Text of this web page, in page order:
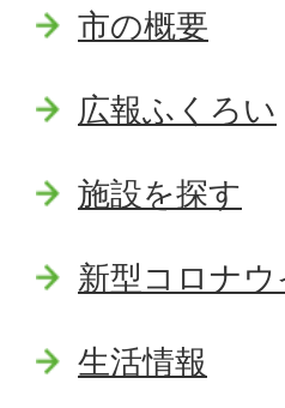
市の概要
広報ふくろい
施設を探す
新型コロナ
生活情報